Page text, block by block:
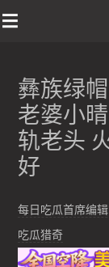
彝族绿
老婆小
轨老头
好
每日吃瓜首席编
吃瓜猎奇